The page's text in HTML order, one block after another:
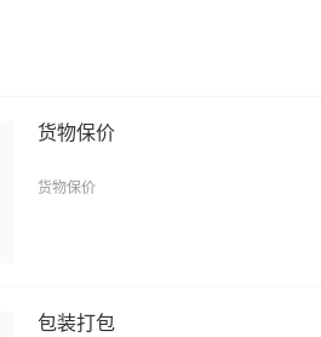
货物保价
货物保价
包装打包